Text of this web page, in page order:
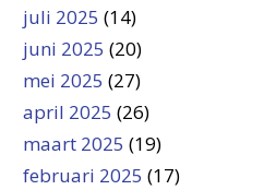
juli 2025 (14)
juni 2025 (20)
mei 2025 (27)
april 2025 (26)
maart 2025 (19)
februari 2025 (17)